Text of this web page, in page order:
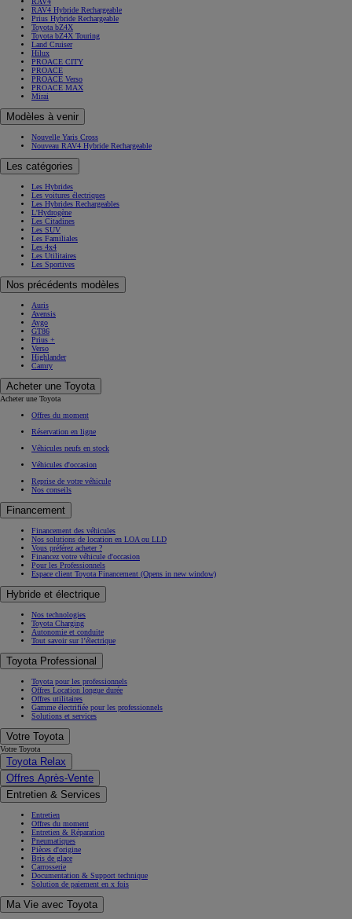
RAV4 Hybride Rechargeable
Prius Hybride Rechargeable
Toyota bZ4X
Toyota bZ4X Touring
Land Cruiser
Hilux
PROACE CITY
PROACE
PROACE Verso
PROACE MAX
Mirai
Modèles à venir
Nouvelle Yaris Cross
Nouveau RAV4 Hybride Rechargeable
Les catégories
Les Hybrides
Les voitures électriques
Les Hybrides Rechargeables
L'Hydrogène
Les Citadines
Les SUV
Les Familiales
Les 4x4
Les Utilitaires
Les Sportives
Nos précédents modèles
Auris
Avensis
Aygo
GT86
Prius +
Verso
Highlander
Camry
Acheter une Toyota
Acheter une Toyota
Offres du moment
Réservation en ligne
Véhicules neufs en stock
Véhicules d'occasion
Reprise de votre véhicule
Nos conseils
Financement
Financement des véhicules
Nos solutions de location en LOA ou LLD
Vous préférez acheter ?
Financez votre véhicule d'occasion
Pour les Professionnels
Espace client Toyota Financement (Opens in new window)
Hybride et électrique
Nos technologies
Toyota Charging
Autonomie et conduite
Tout savoir sur l’électrique
Toyota Professional
Toyota pour les professionnels
Offres Location longue durée
Offres utilitaires
Gamme électrifiée pour les professionnels
Solutions et services
Votre Toyota
Votre Toyota
Toyota Relax
Offres Après-Vente
Entretien & Services
Entretien
Offres du moment
Entretien & Réparation
Pneumatiques
Pièces d'origine
Bris de glace
Carrosserie
Documentation & Support technique
Solution de paiement en x fois
Ma Vie avec Toyota